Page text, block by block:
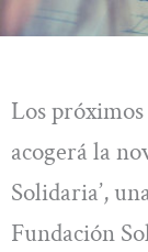
Los
acogerá la
Solidaria’,
Fundación